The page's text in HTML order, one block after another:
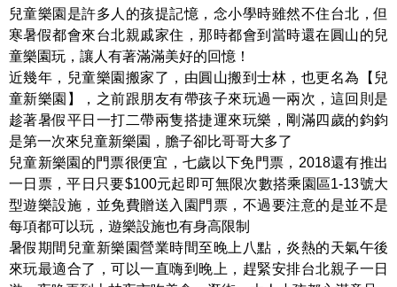
兒童樂園是許多人的孩提記憶，念小學時雖然不住台北，但
寒暑假都會來台北親戚家住，那時都會到當時還在圓山的兒
童樂園玩，讓人有著滿滿美好的回憶！
近幾年，兒童樂園搬家了，由圓山搬到士林，也更名為【兒
童新樂園】，之前跟朋友有帶孩子來玩過一兩次，這回則是
趁著暑假平日一打二帶兩隻搭捷運來玩樂，剛滿四歲的鈞鈞
是第一次來兒童新樂園，膽子卻比哥哥大多了
兒童新樂園的門票很便宜，七歲以下免門票，2018還有推出
一日票，平日只要$100元起即可無限次數搭乘園區1-13號大
型遊樂設施，並免費贈送入園門票，不過要注意的是並不是
每項都可以玩，遊樂設施也有身高限制
暑假期間兒童新樂園營業時間至晚上八點，炎熱的天氣午後
來玩最適合了，可以一直嗨到晚上，趕緊安排台北親子一日